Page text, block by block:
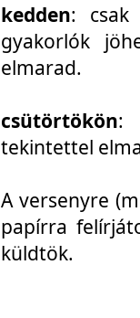
kedden: csak
gyakorlók
elmarad.
csütörtökön:
tekintettel
A versenyre
papírra
küldtök.